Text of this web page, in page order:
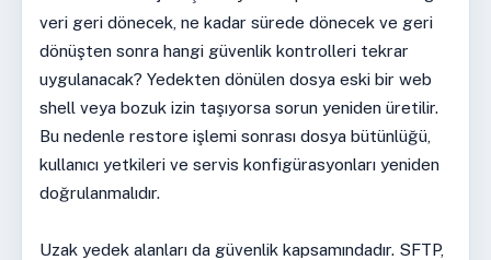
veri geri dönecek, ne kadar sürede dönecek ve geri
dönüşten sonra hangi güvenlik kontrolleri tekrar
uygulanacak? Yedekten dönülen dosya eski bir web
shell veya bozuk izin taşıyorsa sorun yeniden üretilir.
Bu nedenle restore işlemi sonrası dosya bütünlüğü,
kullanıcı yetkileri ve servis konfigürasyonları yeniden
doğrulanmalıdır.
Uzak yedek alanları da güvenlik kapsamındadır. SFTP,